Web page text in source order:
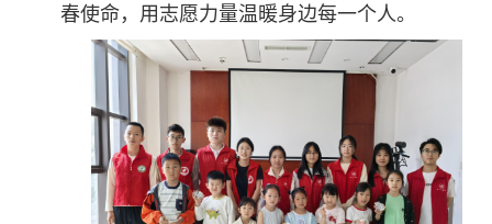
春使命，用志愿力量温暖身边每一个人。